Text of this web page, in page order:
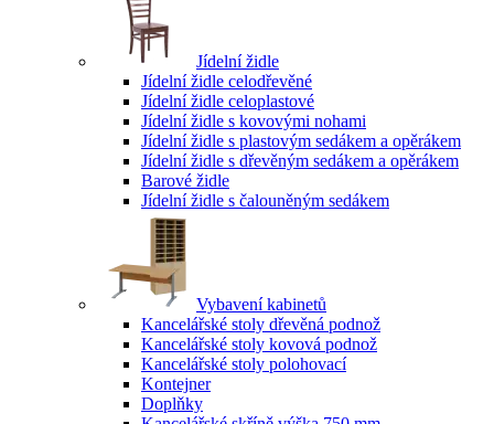
Jídelní židle
Jídelní židle celodřevěné
Jídelní židle celoplastové
Jídelní židle s kovovými nohami
Jídelní židle s plastovým sedákem a opěrákem
Jídelní židle s dřevěným sedákem a opěrákem
Barové židle
Jídelní židle s čalouněným sedákem
Vybavení kabinetů
Kancelářské stoly dřevěná podnož
Kancelářské stoly kovová podnož
Kancelářské stoly polohovací
Kontejner
Doplňky